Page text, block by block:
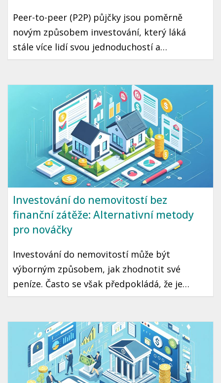
Peer-to-peer (P2P) půjčky jsou poměrně
novým způsobem investování, který láká
stále více lidí svou jednoduchostí a
potenciálně vyššími výnosy. Předtím, než se
základy. Tento článek vás provede hlavními
aspekty P2P půjček v českém kontextu, aby
vaše první kroky v tomto světě byly bezpečné
a úspěšné.
Investování do nemovitostí bez
finanční zátěže: Alternativní metody
pro nováčky
Investování do nemovitostí může být
výborným způsobem, jak zhodnotit své
peníze. Často se však předpokládá, že je
potřeba mít značný kapitál na začátku, což
Existují ale i alternativní metody, které
nevyžadují obrovské finanční zátěže a přitom
jsou vhodné i pro nováčky.